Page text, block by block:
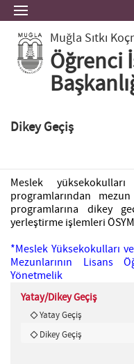
Muğla Sıtkı
Öğrenci
Dikey Geçiş
Meslek
programlarından
programlarına dikey
yerleştirme işlemleri
*Meslek Yüksekokulları
Mezunlarının Lisans
Yönetmelik
Yatay/Dikey Geçiş
Yatay Geçiş
Dikey Geçiş